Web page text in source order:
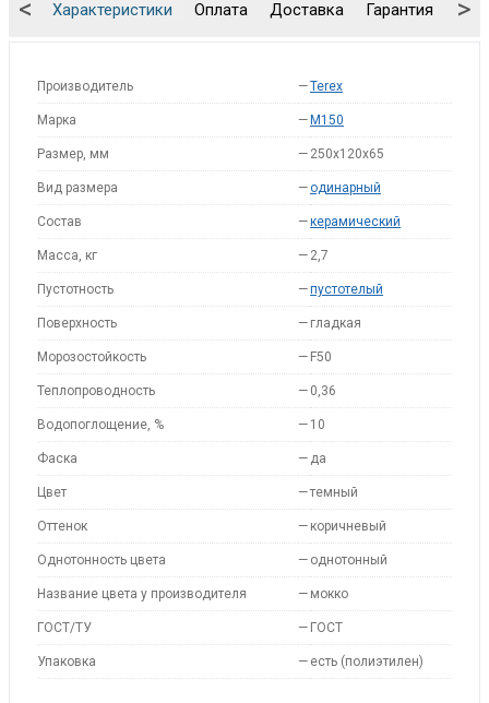
Характеристики Оплата Доставка Гарантия
< >
Производитель —Terex
Марка — M150
Размер, мм — 250x120x65
Вид размера — одинарный
Состав —керамический
Масса, кг — 2,7
Пустотность —пустотелый
Поверхность — гладкая
Морозостойкость — F50
Теплопроводность — 0,36
Водопоглощение, % — 10
Фаска — да
Цвет —темный
Оттенок — коричневый
Однотонность цвета — однотонный
Название цвета у производителя — мокко
ГОСТ/ТУ — ГОСТ
Упаковка — есть (полиэтилен)